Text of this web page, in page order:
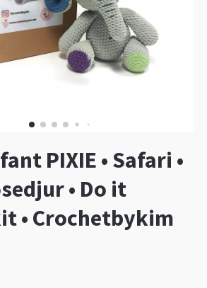
PIXIE • Safari •
• Do it
• Crochetbykim